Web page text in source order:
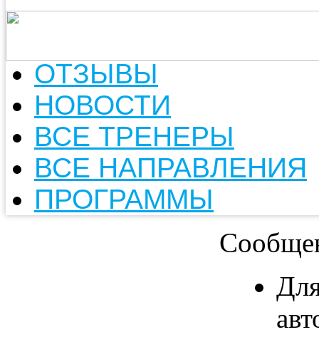
ОТЗЫВЫ
НОВОСТИ
ВСЕ ТРЕНЕРЫ
ВСЕ НАПРАВЛЕНИЯ
ПРОГРАММЫ